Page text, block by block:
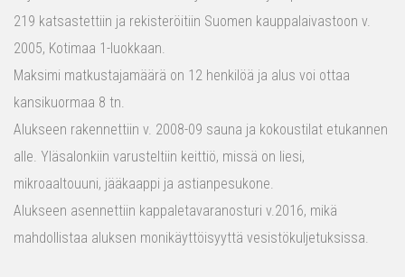
219 katsastettiin ja rekisteröitiin Suomen kauppalaivastoon v.
2005, Kotimaa 1-luokkaan.
Maksimi matkustajamäärä on 12 henkilöä ja alus voi ottaa
kansikuormaa 8 tn.
Alukseen rakennettiin v. 2008-09 sauna ja kokoustilat etukannen
alle. Yläsalonkiin varusteltiin keittiö, missä on liesi,
mikroaaltouuni, jääkaappi ja astianpesukone.
Alukseen asennettiin kappaletavaranosturi v.2016, mikä
mahdollistaa aluksen monikäyttöisyyttä vesistökuljetuksissa.